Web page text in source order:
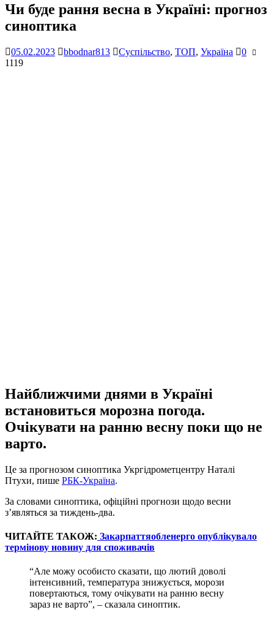
Чи буде рання весна в Україні: прогноз
синоптика
05.02.2023 bbodnar813 Суспільство, ТОП, Україна
0
1119
Найближчими днями в Україні
встановиться морозна погода.
Очікувати на ранню весну поки що не
варто.
Це за прогнозом синоптика Укргідрометцентру Наталі
Птухи, пише РБК-Україна.
За словами синоптика, офіційні прогнози щодо весни
з’являться за тиждень-два.
ЧИТАЙТЕ ТАКОЖ: Закарпаттяобленерго опублікувало
термінову новину для споживачів
“Але можу особисто сказати, що лютий доволі
інтенсивний, температура знижується, морози
повертаються, тому очікувати на ранню весну
зараз не варто”, – сказала синоптик.